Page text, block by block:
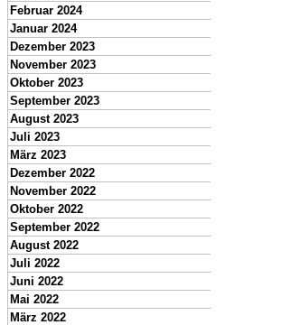
Februar 2024
Januar 2024
Dezember 2023
November 2023
Oktober 2023
September 2023
August 2023
Juli 2023
März 2023
Dezember 2022
November 2022
Oktober 2022
September 2022
August 2022
Juli 2022
Juni 2022
Mai 2022
März 2022